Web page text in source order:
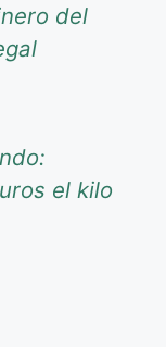
del
el kilo